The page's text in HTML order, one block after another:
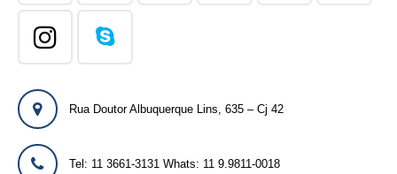
Rua Doutor Albuquerque Lins, 635 – Cj 42
Tel: 11 3661-3131 Whats: 11 9.9811-0018